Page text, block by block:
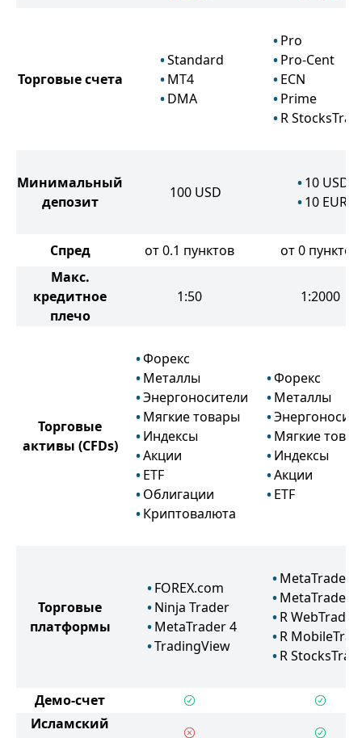
Торговые счета
Standard
MT4
DMA
Pro
Pro-Cent
ECN
Prime
R
Минимальный
депозит
100 USD
10 USD
10 EUR
Спред от 0.1 пунктов
от 0 пунктов
Макс.
кредитное
плечо
1:50 1:2000
Торговые
активы (CFDs)
Форекс
Металлы
Энергоносители
Мягкие товары
Индексы
Акции
ETF
Облигации
Криптовалюта
Форекс
Металлы
Мягкие
Индексы
Акции
ETF
Торговые
платформы
FOREX.com
Ninja Trader
MetaTrader 4
TradingView
MetaTrader 5
MetaTrader 4
R WebTrader
R
R
Демо-счет
Исламский